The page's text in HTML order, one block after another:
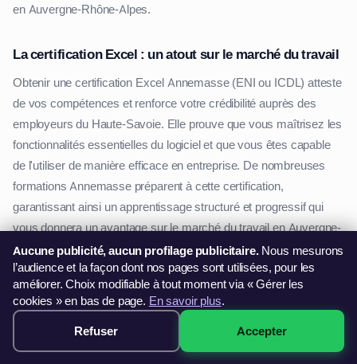
en Auvergne-Rhône-Alpes.
La certification Excel : un atout sur le marché du travail
Obtenir une certification Excel Annemasse (ENI ou ICDL) atteste
de vos compétences et renforce votre crédibilité auprès des
employeurs du Haute-Savoie. Elle prouve que vous maîtrisez les
fonctionnalités essentielles du logiciel et que vous êtes capable
de l'utiliser de manière efficace en entreprise. De nombreuses
formations Annemasse préparent à cette certification,
garantissant ainsi un apprentissage structuré et progressif qui
vous donnera un avantage sur le marché du travail en Auvergne-
Rhône-Alpes.
Formation Excel : en présentiel ou à distance ?
entre une formation en présentiel en salle Annemasse ou une
299€ · Voir les sessions →
Aucune publicité, aucun profilage publicitaire.Nous mesurons
l’audience et la façon dont nos pages sont utilisées, pour les
améliorer. Choix modifiable à tout moment via « Gérer les
cookies » en bas de page. En savoir plus.
Refuser Accepter